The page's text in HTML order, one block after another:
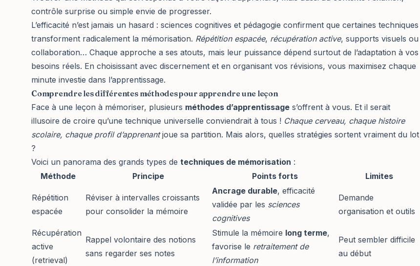
contrôle surprise ou simple envie de progresser.
L’efficacité n’est jamais un hasard : sciences cognitives et pédagogie confirment que certaines techniques
transforment radicalement la mémorisation. Répétition espacée, récupération active, supports visuels ou
collaboration… Chaque approche a ses atouts, mais leur puissance dépend surtout de l’adaptation à vos
besoins réels. En choisissant avec discernement et en organisant vos révisions, vous maximisez chaque
minute investie dans l’apprentissage.
Comprendre les différentes méthodes pour apprendre une leçon
Face à une leçon à mémoriser, plusieurs méthodes d’apprentissage s’offrent à vous. Et il serait
illusoire de croire qu’une technique universelle conviendrait à tous ! Chaque cerveau, chaque histoire
scolaire, chaque profil d’apprenantjoue sa partition. Mais alors, quelles stratégies sortent vraiment du lot
?
Voici un panorama des grands types de techniques de mémorisation :
Méthode
Principe Points forts Limites
Répétition
espacée
Réviser à intervalles croissants
pour consolider la mémoire
Ancrage durable, efficacité
validée par les sciences
cognitives
Demande
organisation et outils
Récupération
active
(retrieval)
Rappel volontaire des notions
sans regarder ses notes
Stimule la mémoire long terme,
favorise le retraitement de
l’information
Peut sembler difficile
au début